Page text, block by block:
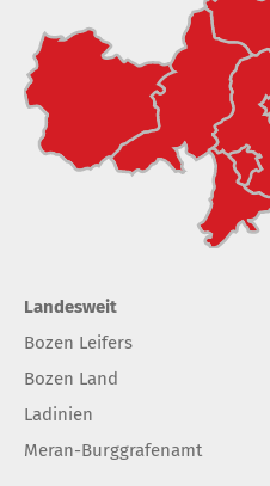
Landesweit
Bozen Leifers
Bozen Land
Ladinien
Meran-Burggrafenamt